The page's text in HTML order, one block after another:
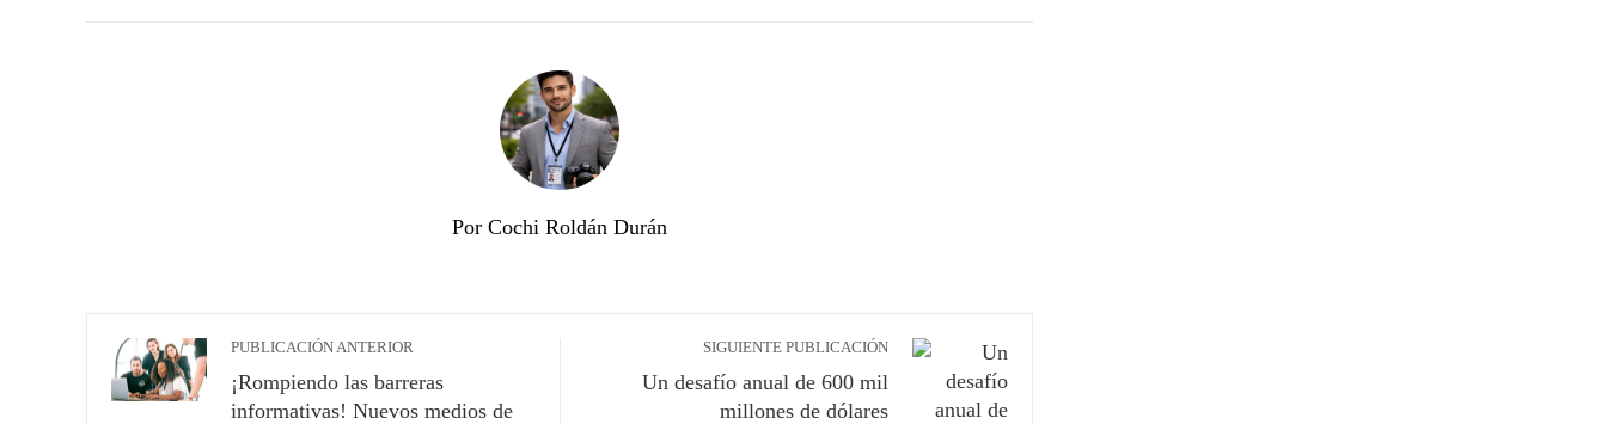
Por Cochi Roldán Durán
PUBLICACIÓN ANTERIOR
¡Rompiendo las barreras
informativas! Nuevos medios de
SIGUIENTE PUBLICACIÓN
Un desafío anual de 600 mil
millones de dólares